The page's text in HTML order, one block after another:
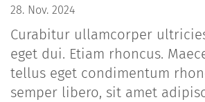
28. Nov. 2024
Curabitur ullamcorper
eget dui. Etiam rhoncus.
tellus eget condimentum
semper libero, sit amet